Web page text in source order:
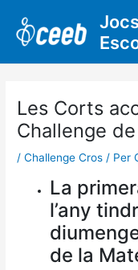
contingut
Les Corts
Challenge
/Challenge Cros / Per
La
l’any
de la